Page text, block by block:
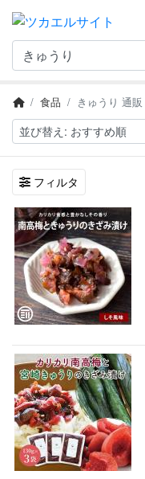
食品 きゅうり 通販
フィルタ